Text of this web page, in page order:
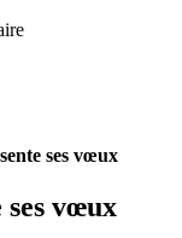
ses vœux
vœux